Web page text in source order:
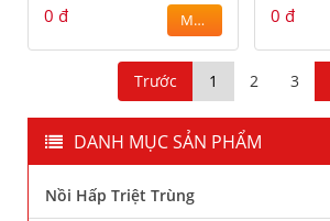
0 đ MUA 0 đ
Trước 1 2 3
DANH MỤC SẢN PHẨM
Nồi Hấp Triệt Trùng